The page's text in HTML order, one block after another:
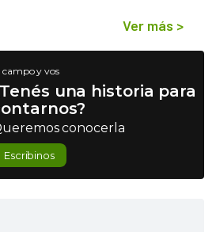
Ver más >
campo y vos
una historia para
conocerla
Escribinos